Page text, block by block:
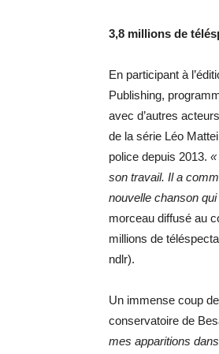
3,8 millions de
En participant à
Publishing,
avec d’autres
de la série Léo
police depuis 2013. «
son travail. Il a
nouvelle chanson
morceau diffusé au
millions de
ndlr).
Un immense coup
conservatoire de
mes apparitions dans